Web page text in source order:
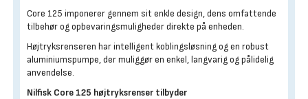
Core 125 imponerer gennem sit enkle design, dens omfattende
tilbehør og opbevaringsmuligheder direkte på enheden.
Højtryksrenseren har intelligent koblingsløsning og ​​en robust
aluminiumspumpe, der muliggør en enkel, langvarig og pålidelig
anvendelse.
Nilfisk Core 125 højtryksrenser tilbyder